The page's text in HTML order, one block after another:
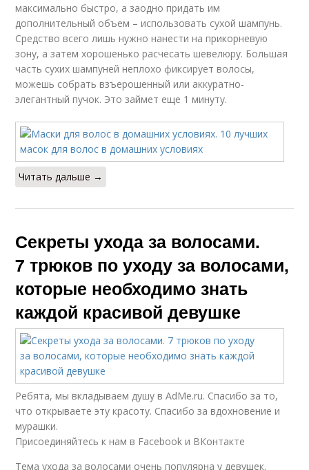
максимально быстро, а заодно придать им
дополнительный объем – использовать сухой шампунь.
Средство всего лишь нужно нанести на прикорневую
зону, а затем хорошенько расчесать шевелюру. Большая
часть сухих шампуней неплохо фиксирует волосы,
можешь собрать взъерошенный или аккуратно-
элегантный пучок. Это займет еще 1 минуту.
Читать дальше →
Секреты ухода за волосами.
7 трюков по уходу за волосами,
которые необходимо знать
каждой красивой девушке
Ребята, мы вкладываем душу в AdMe.ru. Cпасибо за то,
что открываете эту красоту. Спасибо за вдохновение и
мурашки.
Присоединяйтесь к нам в Facebook и ВКонтакте
Тема ухода за волосами очень популярна у девушек.